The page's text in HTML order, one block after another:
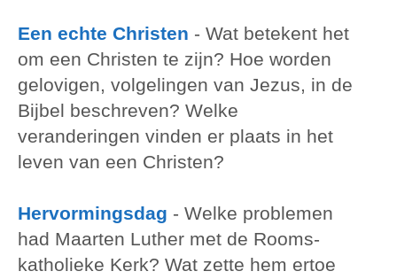
Een echte Christen - Wat betekent het
om een Christen te zijn? Hoe worden
gelovigen, volgelingen van Jezus, in de
Bijbel beschreven? Welke
veranderingen vinden er plaats in het
leven van een Christen?
Hervormingsdag - Welke problemen
had Maarten Luther met de Rooms-
katholieke Kerk? Wat zette hem ertoe